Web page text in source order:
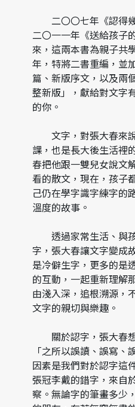
二〇〇七年《認得幾
二〇一一年《送給孩子
來，這兩本書為親子共
年，特將二書重編，並
篇、新版序文，以及兩
整新版」，獻給對文字
的你。
文字，對張大春來
課，也是長大後生活裡
春把他跟一雙兒女說文
看的散文，現在，孩子
己仍在學字識字練字的
溫度的故事。
透過家常生活、與
字，張大春讓文字變成
是冷僻生字，更多的是
的互動，一起重新理解
由淺入深，追根溯源，
文字的親切與樂趣。
關於認字，張大春想
「之所以誤讀、誤寫
因素是我們對於認字這
張冠李戴的錯字，來自
察。無論字的筆畫多少